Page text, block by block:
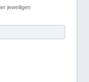
jeweiligen